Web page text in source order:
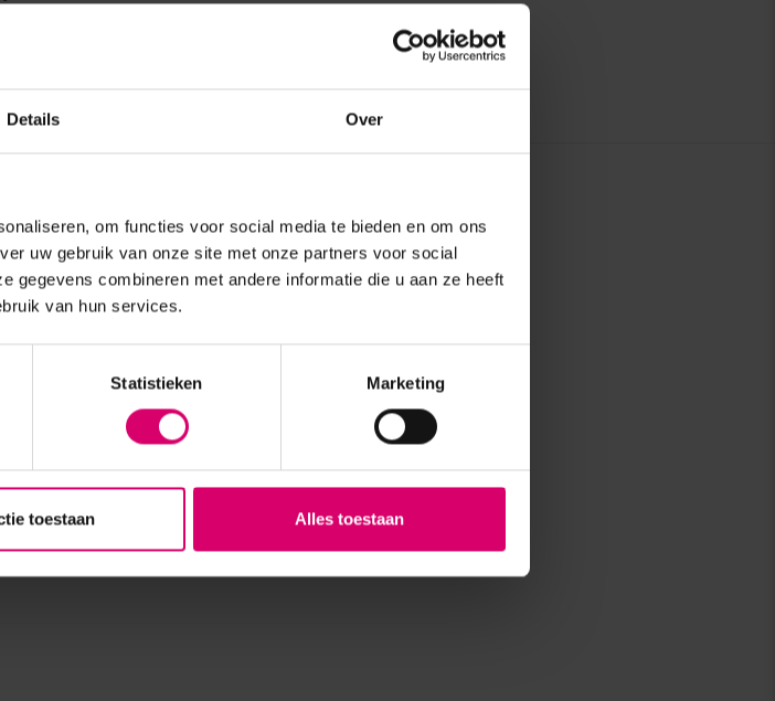
Details Over
om functies voor social media te bieden en om ons
uw gebruik van onze site met onze partners voor social
gegevens combineren met andere informatie die u aan ze heeft
van hun services.
Statistieken Marketing
toestaan Alles toestaan